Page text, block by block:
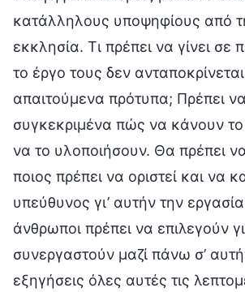
κατάλληλους υποψηφίους από
εκκλησία. Τι πρέπει να γίνει σε
το έργο τους δεν
απαιτούμενα πρότυπα; Πρέπει
συγκεκριμένα πώς να κάνουν
να το υλοποιήσουν. Θα πρέπει
ποιος πρέπει να οριστεί και να
υπεύθυνος γι’ αυτήν την εργασία
άνθρωποι πρέπει να επιλεγούν
συνεργαστούν μαζί πάνω σ’
εξηγήσεις όλες αυτές τις